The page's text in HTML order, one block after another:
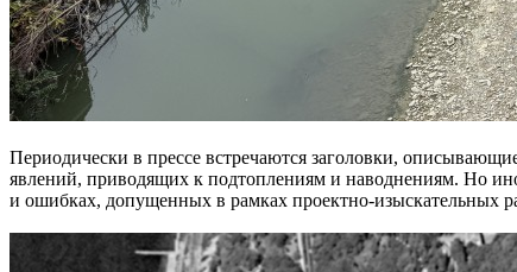
Периодически в прессе встречаются заголовки,
явлений, приводящих к подтоплениям и наводнениям. Но
и ошибках, допущенных в рамках проектно-изыскательных